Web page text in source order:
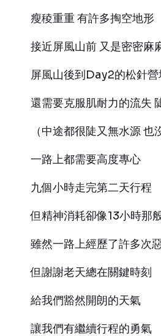
瘦稜重重 有許多掏空地形
接近屏風山前 又是密密麻
屏風山後到Day2的松針營
還需要克服肌耐力的流失
（中途都很陡又無水源 也
一路上都需要高度專心
九個小時走完第二天行程
但精神消耗卻像13小時
雖然一路上經歷了許多次
但謝謝老天總在關鍵時刻
給我們豁然開朗的天氣
讓我們有繼續行程的勇氣